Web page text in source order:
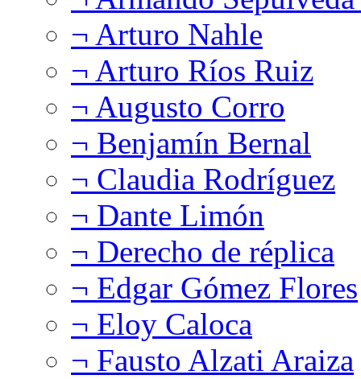
¬ Arturo Nahle
¬ Arturo Ríos Ruiz
¬ Augusto Corro
¬ Benjamín Bernal
¬ Claudia Rodríguez
¬ Dante Limón
¬ Derecho de réplica
¬ Edgar Gómez Flores
¬ Eloy Caloca
¬ Fausto Alzati Araiza